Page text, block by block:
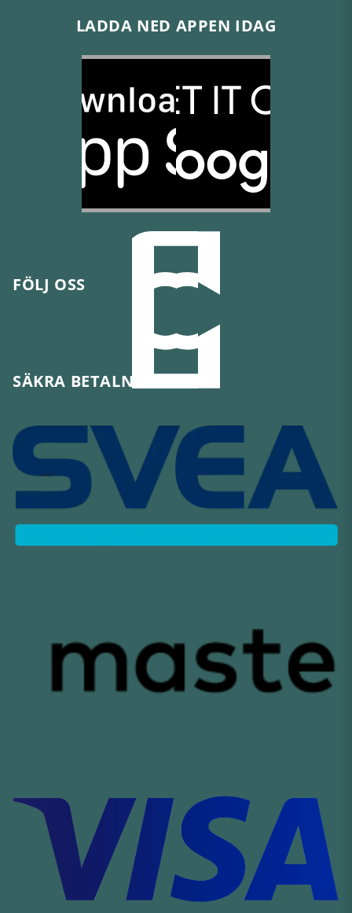
LADDA NED APPEN IDAG
FÖLJ OSS
SÄKRA BETALNINGAR